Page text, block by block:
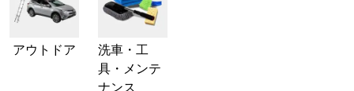
アウトドア
洗車・工
具・メンテ
ナンス